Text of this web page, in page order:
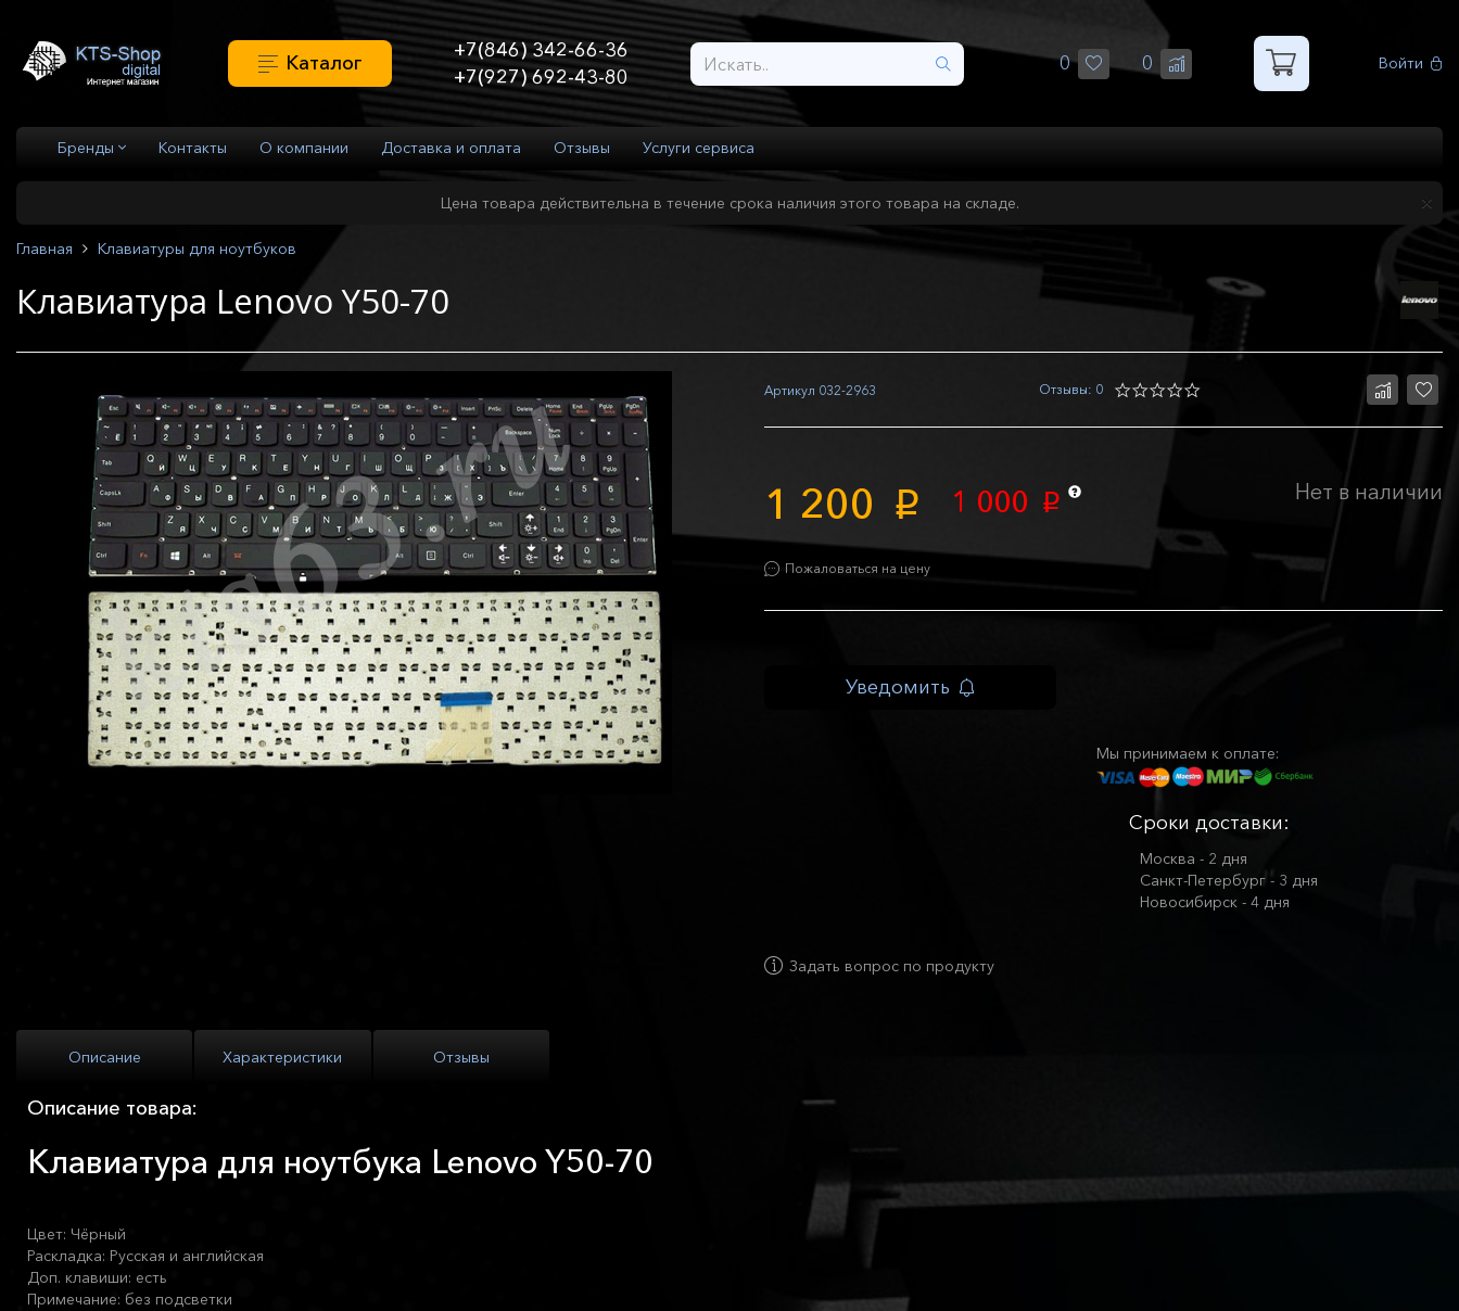
Каталог
+7(846) 342-66-36
+7(927) 692-43-80
0 0 Войти
Бренды Контакты О компании Доставка и оплата Отзывы Услуги сервиса
Цена товара действительна в течение срока наличия этого товара на складе.
Главная Клавиатуры для ноутбуков
Клавиатура Lenovo Y50-70
Артикул 032-2963 Отзывы: 0
1 200 p 1 000 p
Пожаловаться на цену
Нет в наличии
Уведомить
Мы принимаем к оплате:
Сроки доставки:
Москва - 2 дня
Санкт-Петербург - 3 дня
Новосибирск - 4 дня
Задать вопрос по продукту
Описание Характеристики Отзывы
Описание товара:
Клавиатура для ноутбука Lenovo Y50-70
Цвет: Чёрный
Раскладка: Русская и английская
Доп. клавиши: есть
Примечание: без подсветки